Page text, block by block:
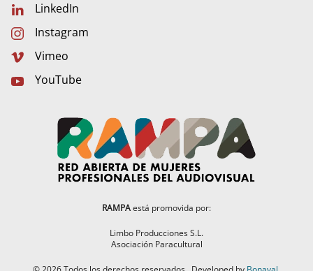
LinkedIn
Instagram
Vimeo
YouTube
RAMPAestá promovida por:
Limbo Producciones S.L.
Asociación Paracultural